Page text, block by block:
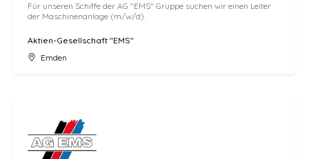
Für unseren Schiffe der AG "EMS" Gruppe suchen wir einen Leiter
der Maschinenanlage (m/w/d).
Aktien-Gesellschaft "EMS"
Emden